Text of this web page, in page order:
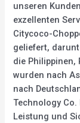
unseren
exzellenten
Citycoco-
geliefert,
die Philippinen,
wurden nach
nach
Technology
Leistung und